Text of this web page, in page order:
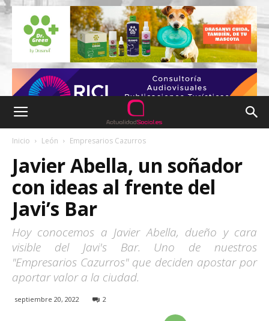
Inicio León Empresarios Cazurros
Javier Abella, un soñador
con ideas al frente del
Javi’s Bar
Hoy conocemos a Javier Abella, dueño y cara
visible del Javi's Bar. Uno de nuestros
"Empresarios Cazurros" que deciden apostar por
aportar valor a la ciudad.
septiembre 20, 2022 2